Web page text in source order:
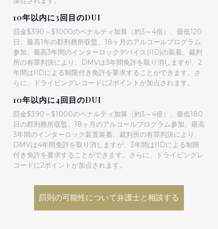
10年以内に3回目のDUI
罰金$390～$1000のペナルティ加算（約3～4倍）、最低120
日、最高1年の郡刑務所収監、18ヶ月のアルコールプログラム
参加、最高3年間のインターロックデバイス(IID)の装着。裁判
所の有罪判決により、DMVは3年間免許を取り消しますが、2
年間はIIDによる制限付き免許を要求することができます。さ
らに、ドライビングレコードに2ポイントが加点されます。
10年以内に4回目のDUI
罰金$390～$1000のペナルティ加算（約3～4倍）、最低180
日の郡刑務所収監、18ヶ月のアルコールプログラム参加、最高
3年間のインターロック装置装着。裁判所の有罪判決により、
DMVは4年間免許を取り消しますが、3年間はIIDによる制限
付き免許を要求することができます。さらに、ドライビングレ
コードに2ポイントが加点されます。
罰則の可能性について弁護士と相談する